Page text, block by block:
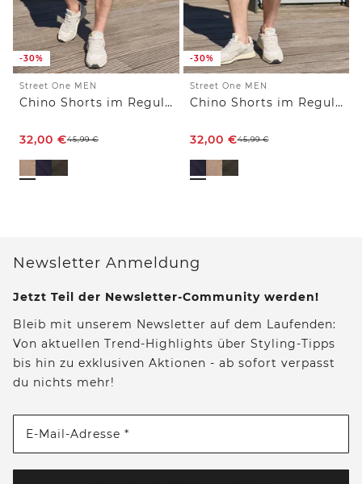
-30%
Street One MEN
Chino Shorts im Regular Fit
32,00 €45,99€
-30%
Street One MEN
Chino Shorts im Regular Fit
32,00 €45,99€
Newsletter Anmeldung
Jetzt Teil der Newsletter-Community werden!
Bleib mit unserem Newsletter auf dem Laufenden:
Von aktuellen Trend-Highlights über Styling-Tipps
bis hin zu exklusiven Aktionen - ab sofort verpasst
du nichts mehr!
E-Mail-Adresse *